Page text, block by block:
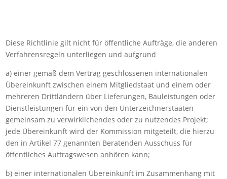
Diese Richtlinie gilt nicht für öffentliche Aufträge, die anderen
Verfahrensregeln unterliegen und aufgrund
a) einer gemäß dem Vertrag geschlossenen internationalen
Übereinkunft zwischen einem Mitgliedstaat und einem oder
mehreren Drittländern über Lieferungen, Bauleistungen oder
Dienstleistungen für ein von den Unterzeichnerstaaten
gemeinsam zu verwirklichendes oder zu nutzendes Projekt;
jede Übereinkunft wird der Kommission mitgeteilt, die hierzu
den in Artikel 77 genannten Beratenden Ausschuss für
öffentliches Auftragswesen anhören kann;
b) einer internationalen Übereinkunft im Zusammenhang mit